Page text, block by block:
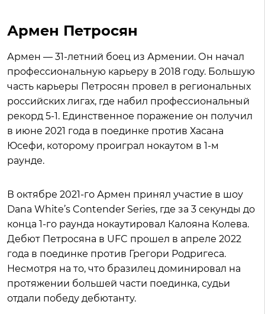
Армен Петросян
Армен — 31-летний боец из Армении. Он начал
профессиональную карьеру в 2018 году. Большую
часть карьеры Петросян провел в региональных
российских лигах, где набил профессиональный
рекорд 5-1. Единственное поражение он получил
в июне 2021 года в поединке против Хасана
Юсефи, которому проиграл нокаутом в 1-м
раунде.
В октябре 2021-го Армен принял участие в шоу
Dana White’s Contender Series, где за 3 секунды до
конца 1-го раунда нокаутировал Калояна Колева.
Дебют Петросяна в UFC прошел в апреле 2022
года в поединке против Грегори Родригеса.
Несмотря на то, что бразилец доминировал на
протяжении большей части поединка, судьи
отдали победу дебютанту.